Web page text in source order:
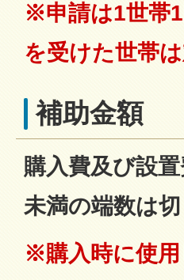
※申請は1世帯
を受けた世帯
補助金額
購入費及び設
未満の端数は切
※購入時に使